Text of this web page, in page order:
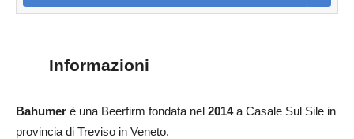
Informazioni
Bahumer è una Beerfirm fondata nel 2014a Casale Sul Sile in
provincia di Treviso in Veneto.